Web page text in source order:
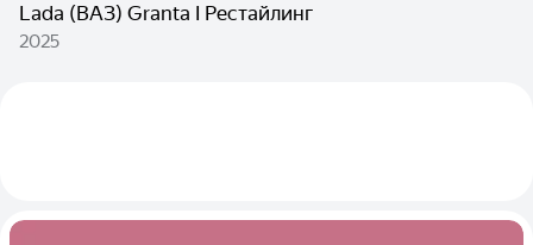
Lada (ВАЗ) Granta I Рестайлинг
2025